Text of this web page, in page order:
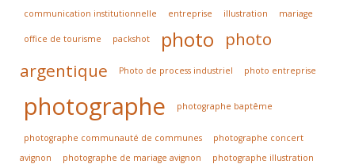
communication institutionnelle
entreprise illustration mariage
office de tourisme packshot photo
photo
argentique
Photo de process industriel photo entreprise
photographe photographe baptême
photographe communauté de communes
photographe concert
avignon
photographe de mariage avignon
photographe illustration